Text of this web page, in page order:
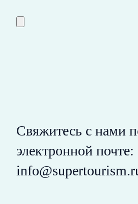
Свяжитесь с нами
электронной почте: